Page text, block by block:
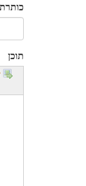
כותרת
תוכן